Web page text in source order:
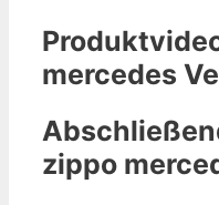
mercedes
zippo